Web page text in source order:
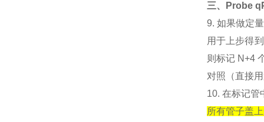
三、Probe
9. 如果做定
用于上步得
则标记 N+4
对照（直接
10. 在标记管
所有管子盖